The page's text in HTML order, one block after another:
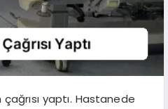
yaptı. Hastanede